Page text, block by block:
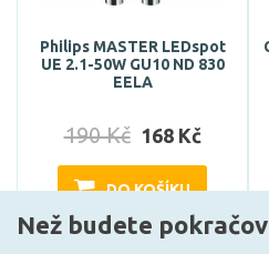
Philips MASTER LEDspot
UE 2.1-50W GU10 ND 830
EELA
190 Kč 168 Kč
DO KOŠÍKU
Než budete